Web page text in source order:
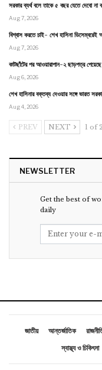
সরকার ব্যর্থ বলে তাকে ৫ বছর যেতে দেবো
Aug 7, 2026
বিশ্বাস করতে চাই- শেখ হাসিনা
Aug 7, 2026
কাটছাঁটের পর আওয়ারাপান-২ ছাড়পত্র পেয়েছে
Aug 6, 2026
শেখ হাসিনার বক্তব্য দেওয়ার সঙ্গে ভারত
Aug 4, 2026
PREV NEXT 1 of
NEWSLETTER
Get the best of
daily
জাতীয় আন্তর্জাতিক
স্বাস্থ্য ও চিকিৎসা